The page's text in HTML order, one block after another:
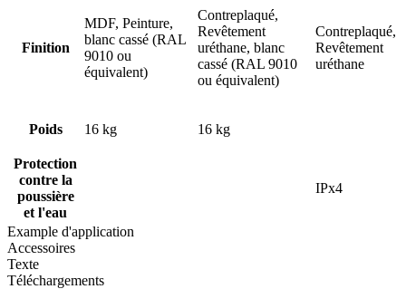
Finition
MDF, Peinture,
blanc cassé (RAL
9010 ou
équivalent)
Contreplaqué,
Revêtement
uréthane, blanc
cassé (RAL 9010
ou équivalent)
Contreplaqué,
Revêtement
uréthane
Poids 16 kg 16 kg
Protection
contre la
poussière
et l'eau
IPx4
Example d'application
Accessoires
Texte
Téléchargements